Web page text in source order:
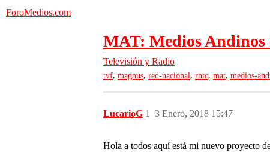
ForoMedios.com
MAT: Medios Andinos
Televisión y Radio
tvf, magnus, red-nacional, rntc, mat, medios-
LucarioG 3 Enero, 2018 15:47
1
Hola a todos aquí está mi nuevo proyecto